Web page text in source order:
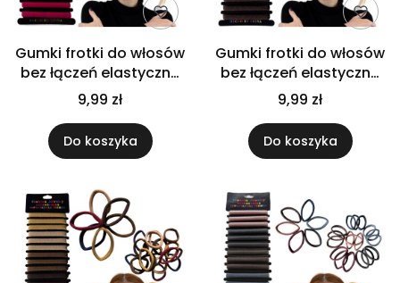
Gumki frotki do włosów
bez łączeń elastyczne
wygodne ozdobne
zestaw 18 szt
9,99 zł
Do koszyka
Gumki frotki do włosów
bez łączeń elastyczne
wygodne ozdobne
zestaw 18 szt
9,99 zł
Do koszyka